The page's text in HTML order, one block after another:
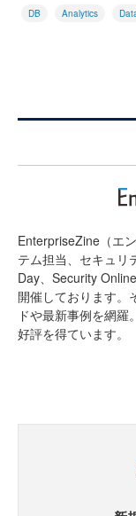
DB Analytics
EnterpriseZine（エ
テム担当、セキュリ
Day、Security
開催しております。
ドや最新事例を網羅
好評を得ています。